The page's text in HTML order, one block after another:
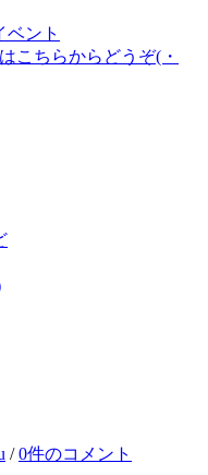
ベント
こちらからどうぞ(・
/0件のコメント